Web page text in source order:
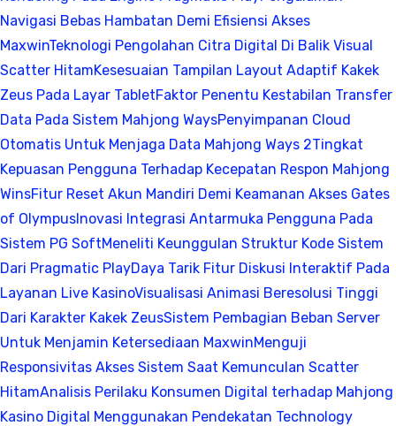
Navigasi Bebas Hambatan Demi Efisiensi Akses
MaxwinTeknologi Pengolahan Citra Digital Di Balik Visual
Scatter HitamKesesuaian Tampilan Layout Adaptif Kakek
Zeus Pada Layar TabletFaktor Penentu Kestabilan Transfer
Data Pada Sistem Mahjong WaysPenyimpanan Cloud
Otomatis Untuk Menjaga Data Mahjong Ways 2Tingkat
Kepuasan Pengguna Terhadap Kecepatan Respon Mahjong
WinsFitur Reset Akun Mandiri Demi Keamanan Akses Gates
of OlympusInovasi Integrasi Antarmuka Pengguna Pada
Sistem PG SoftMeneliti Keunggulan Struktur Kode Sistem
Dari Pragmatic PlayDaya Tarik Fitur Diskusi Interaktif Pada
Layanan Live KasinoVisualisasi Animasi Beresolusi Tinggi
Dari Karakter Kakek ZeusSistem Pembagian Beban Server
Untuk Menjamin Ketersediaan MaxwinMenguji
Responsivitas Akses Sistem Saat Kemunculan Scatter
HitamAnalisis Perilaku Konsumen Digital terhadap Mahjong
Kasino Digital Menggunakan Pendekatan Technology